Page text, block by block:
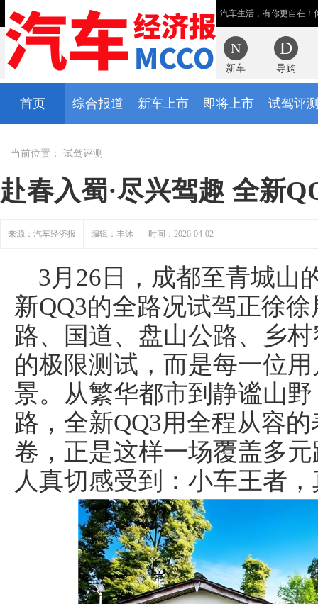
汽车生活，有你更自在！
新车 导购
首页 综合报道 新车上市 即将上市 试驾评
当前位置： 试驾评测
赴春入蜀·尽兴驾趣 全新
来源：汽车经济报 编辑：丰沐 时间：2026-04-02
3月26日，成都至青城山
新QQ3的全路况试驾正徐
路、国道、盘山公路、乡
的极限测试，而是每一位
景。从繁华都市到静谧山
路，全新QQ3用全程从容
卷，正是这样一场覆盖多
人真切感受到：小车王者